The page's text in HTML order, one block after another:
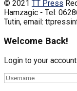
© 2021 TT Press
Hamzagic - Tel:
Tutin, email:
Welcome Back!
Login to your